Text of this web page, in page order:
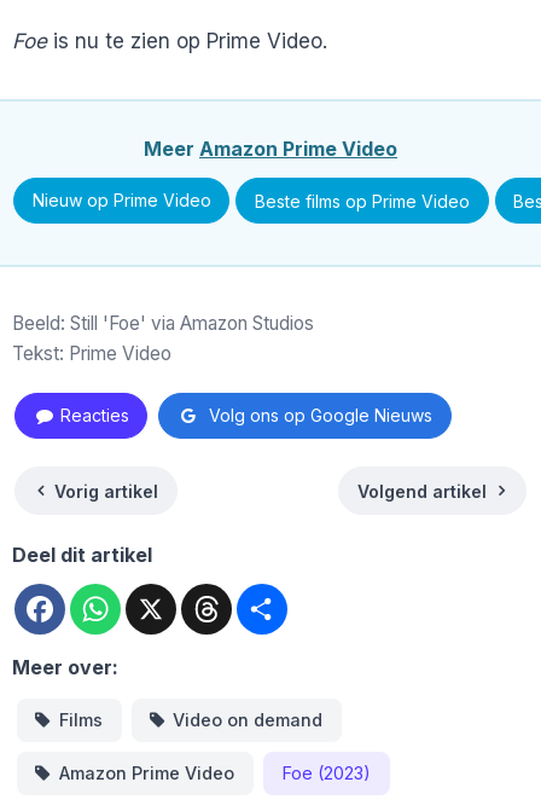
Foeis nu te zien op Prime Video.
Meer Amazon Prime Video
Nieuw op Prime Video Beste films op Prime Video
Beeld: Still 'Foe' via Amazon Studios
Tekst: Prime Video
Reacties Volg ons op Google Nieuws
Vorig artikel Volgend artikel
Deel dit artikel
FacebookWhatsApp
X Threads
Meer over:
Films Video on demand
Amazon Prime Video Foe (2023)